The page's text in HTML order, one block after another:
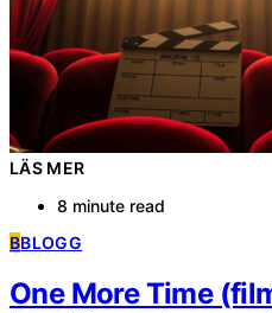
LÄS MER
8 minute read
BBLOGG
One More Time